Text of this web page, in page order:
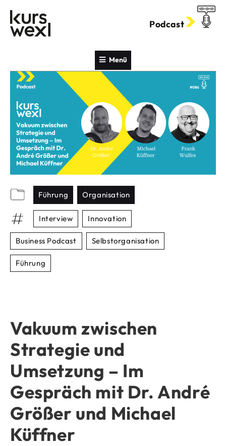
Inhalt
springen
Podcast
Menü
Führung Organisation
Interview Innovation
Business Podcast Selbstorganisation
Führung
Vakuum zwischen
Strategie und
Umsetzung – Im
Gespräch mit Dr. André
Größer und Michael
Küffner